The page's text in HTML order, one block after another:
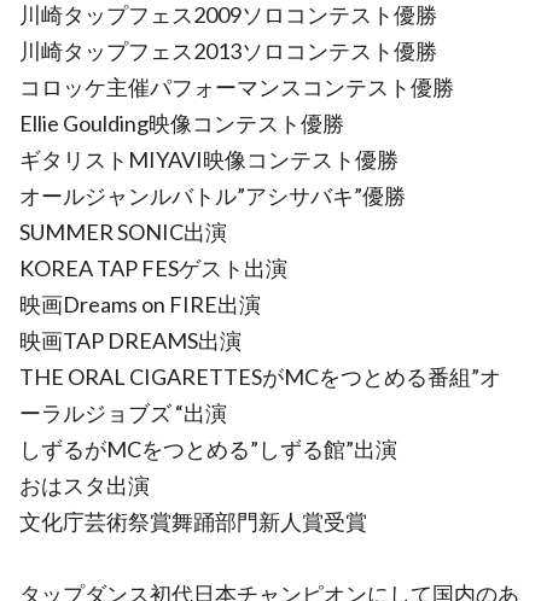
川崎タップフェス2009ソロコンテスト優勝
川崎タップフェス2013ソロコンテスト優勝
コロッケ主催パフォーマンスコンテスト優勝
Ellie Goulding映像コンテスト優勝
ギタリストMIYAVI映像コンテスト優勝
オールジャンルバトル”アシサバキ”優勝
SUMMER SONIC出演
KOREA TAP FESゲスト出演
映画Dreams on FIRE出演
映画TAP DREAMS出演
THE ORAL CIGARETTESがMCをつとめる番組”オ
ーラルジョブズ “出演
しずるがMCをつとめる”しずる館”出演
おはスタ出演
文化庁芸術祭賞舞踊部門新人賞受賞
タップダンス初代日本チャンピオンにして国内のあ